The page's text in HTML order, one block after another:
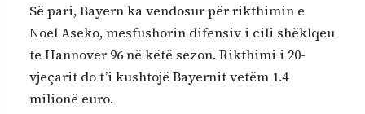
Së pari, Bayern ka vendosur për rikthimin e
Noel Aseko, mesfushorin difensiv i cili shëklqeu
te Hannover 96 në këtë sezon. Rikthimi i 20-
vjeçarit do t’i kushtojë Bayernit vetëm 1.4
milionë euro.